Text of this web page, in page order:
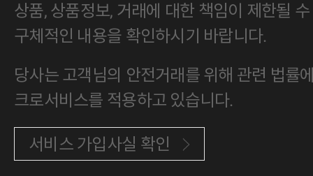
상품, 상품정보, 거래에 대한 책임이 제한될
구체적인 내용을 확인하시기 바랍니다.
당사는 고객님의 안전거래를 위해 관련 법률
크로서비스를 적용하고 있습니다.
서비스 가입사실 확인